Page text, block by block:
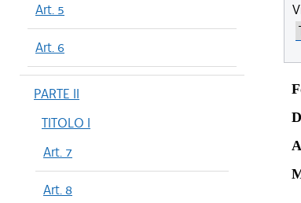
Art. 5
Art. 6
PARTE II
TITOLO I
Art. 7
Art. 8